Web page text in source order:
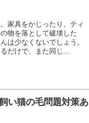
家具をかじったり、ティ
物を落として破壊した
は少なくないでしょう。
だけで、また同じ...
い猫の毛問題対策あ